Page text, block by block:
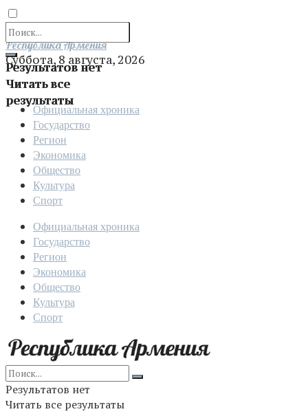
Результатов нет
Читать все
результаты
Отправить
Республика Армения
Суббота, 8 августа, 2026
Официальная хроника
Государство
Регион
Экономика
Общество
Культура
Спорт
Официальная хроника
Государство
Регион
Экономика
Общество
Культура
Спорт
Результатов нет
Читать все результаты